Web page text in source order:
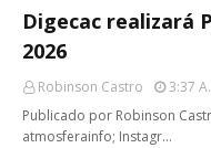
Digecac realizará
2026
Robinson Castro
3:37
Publicado por Robinson
atmosferainfo; Instagr…